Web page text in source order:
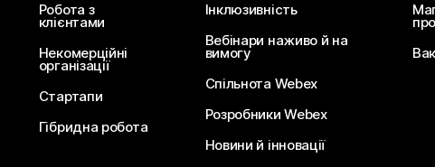
Робота з
клієнтами
Некомерційні
організації
Стартапи
Гібридна робота
Інклюзивність
Вебінари наживо й на
вимогу
Спільнота Webex
Розробники Webex
Новини й інновації